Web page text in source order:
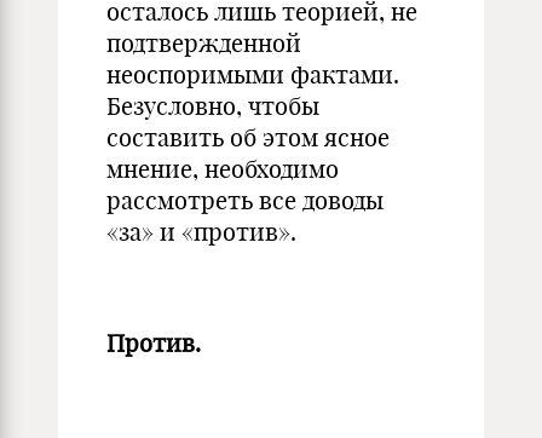
осталось лишь теорией, не
подтвержденной
неоспоримыми фактами.
Безусловно, чтобы
составить об этом ясное
мнение, необходимо
рассмотреть все доводы
«за» и «против».
Против.